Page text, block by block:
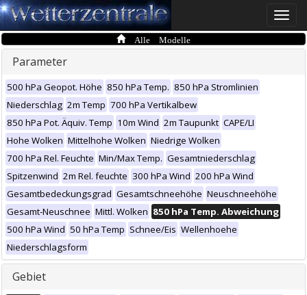
Toggle
Alle Modelle
Parameter
500 hPa Geopot. Höhe 850 hPa Temp. 850 hPa Stromlinien
Niederschlag 2m Temp 700 hPa Vertikalbew
850 hPa Pot. Äquiv. Temp 10m Wind 2m Taupunkt CAPE/LI
Hohe Wolken Mittelhohe Wolken Niedrige Wolken
700 hPa Rel. Feuchte Min/Max Temp. Gesamtniederschlag
Spitzenwind 2m Rel. feuchte 300 hPa Wind 200 hPa Wind
Gesamtbedeckungsgrad Gesamtschneehöhe Neuschneehöhe
Gesamt-Neuschnee Mittl. Wolken 850 hPa Temp. Abweichung
500 hPa Wind 50 hPa Temp Schnee/Eis Wellenhoehe
Niederschlagsform
Gebiet